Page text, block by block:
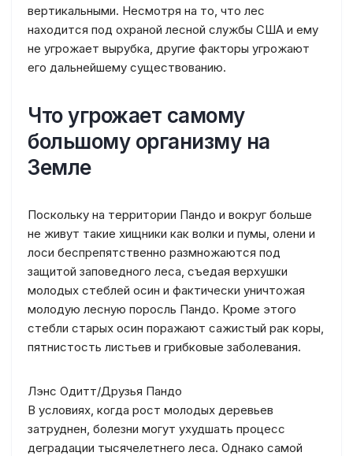
вертикальными. Несмотря на то, что лес
находится под охраной лесной службы США и ему
не угрожает вырубка, другие факторы угрожают
его дальнейшему существованию.
Что угрожает самому
большому организму на
Земле
Поскольку на территории Пандо и вокруг больше
не живут такие хищники как волки и пумы, олени и
лоси беспрепятственно размножаются под
защитой заповедного леса, съедая верхушки
молодых стеблей осин и фактически уничтожая
молодую лесную поросль Пандо. Кроме этого
стебли старых осин поражают сажистый рак коры,
пятнистость листьев и грибковые заболевания.
Лэнс Одитт/Друзья Пандо
В условиях, когда рост молодых деревьев
затруднен, болезни могут ухудшать процесс
деградации тысячелетнего леса. Однако самой